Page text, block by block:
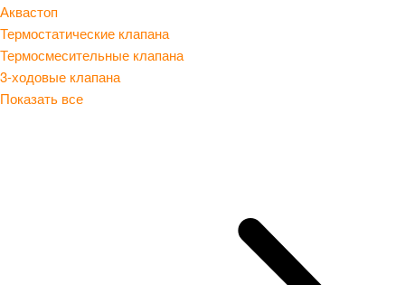
Аквастоп
Термостатические клапана
Термосмесительные клапана
3-ходовые клапана
Показать все